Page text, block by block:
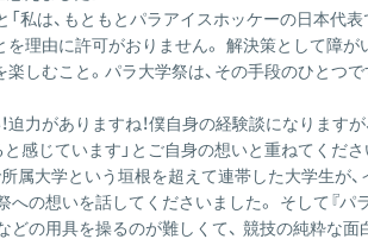
私は、もともとパラアイスホッケーの日本代
理由に許可がおりません。 解決策として障
しむこと。パラ大学祭は、その手段のひとつで
！迫力がありますね！僕自身の経験談になり
感じています」とご自身の想いと重ねてくださ
属大学という垣根を超えて連帯した大学生が
想いを話してくださいました。 そして『パ
の用具を操るのが難しくて、 競技の純粋な